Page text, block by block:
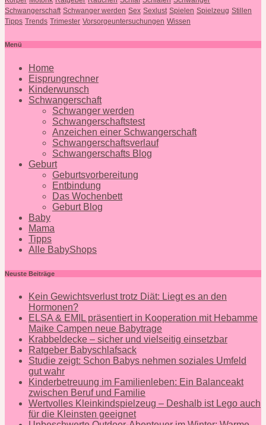
Schwangerschaft Schwanger werden Sex Sexlust Spielen Spielzeug Stillen
Tipps Trends Trimester Vorsorgeuntersuchungen Wissen
Menü
Home
Eisprungrechner
Kinderwunsch
Schwangerschaft
Schwanger werden
Schwangerschaftstest
Anzeichen einer Schwangerschaft
Schwangerschaftsverlauf
Schwangerschafts Blog
Geburt
Geburtsvorbereitung
Entbindung
Das Wochenbett
Geburt Blog
Baby
Mama
Tipps
Alle BabyShops
Neuste Beiträge
Kein Gewichtsverlust trotz Diät: Liegt es an den
Hormonen?
ELSA & EMIL präsentiert in Kooperation mit Hebamme
Maike Campen neue Babytrage
Krabbeldecke – sicher und vielseitig einsetzbar
Ratgeber Babyschlafsack
Studie zeigt: Schon Babys nehmen soziales Umfeld
gut wahr
Kinderbetreuung im Familienleben: Ein Balanceakt
zwischen Beruf und Familie
Wertvolles Kleinkindspielzeug – Deshalb ist Lego auch
für die Kleinsten geeignet